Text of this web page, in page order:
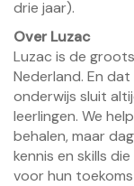
drie jaar).
Over Luzac
Luzac is de
Nederland. En
onderwijs sluit
leerlingen. We
behalen, maar
kennis en skills
voor hun